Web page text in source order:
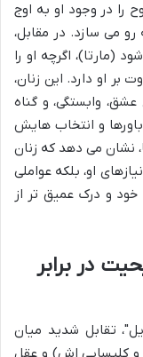
را در وجود او به اوج
رو می سازد. در مقابل،
(مارتا)، اگرچه او را
بر او دارد. این زنان،
وابستگی، و گناه
باورها و انتخاب هایش
نشان می دهد که زنان
او، بلکه عواملی
خود و درک عمیق تر از
در برابر
تقابل شدید میان
و کلیسایی اش) و عقل